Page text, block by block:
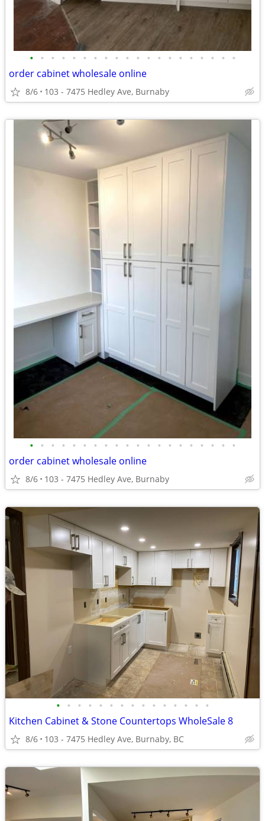
• • • • • • • • • • • • • • • • • • • •
order cabinet wholesale online
8/6 103 - 7475 Hedley Ave, Burnaby
• • • • • • • • • • • • • • • • • • • •
order cabinet wholesale online
8/6 103 - 7475 Hedley Ave, Burnaby
• • • • • • • • • • • • • • •
Kitchen Cabinet & Stone Countertops WholeSale 8
8/6 103 - 7475 Hedley Ave, Burnaby, BC